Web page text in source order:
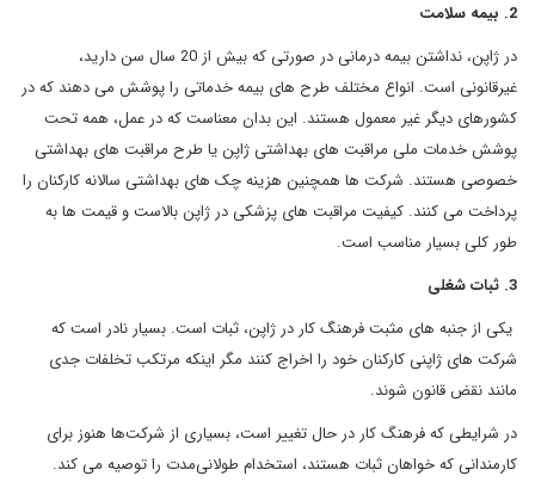
2. بیمه سلامت
در ژاپن، نداشتن بیمه درمانی در صورتی که بیش از 20 سال سن دارید،
غیرقانونی است. انواع مختلف طرح های بیمه خدماتی را پوشش می دهند که در
کشورهای دیگر غیر معمول هستند. این بدان معناست که در عمل، همه تحت
پوشش خدمات ملی مراقبت های بهداشتی ژاپن یا طرح مراقبت های بهداشتی
خصوصی هستند. شرکت ها همچنین هزینه چک های بهداشتی سالانه کارکنان را
پرداخت می کنند. کیفیت مراقبت های پزشکی در ژاپن بالاست و قیمت ها به
طور کلی بسیار مناسب است.
3. ثبات شغلی
یکی از جنبه های مثبت فرهنگ کار در ژاپن، ثبات است. بسیار نادر است که
شرکت های ژاپنی کارکنان خود را اخراج کنند مگر اینکه مرتکب تخلفات جدی
مانند نقض قانون شوند.
در شرایطی که فرهنگ کار در حال تغییر است، بسیاری از شرکت‌ها هنوز برای
کارمندانی که خواهان ثبات هستند، استخدام طولانی‌مدت را توصیه می کند.